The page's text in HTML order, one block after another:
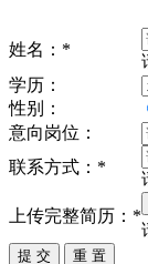
姓名： *
学历：
性别：
意向岗位：
联系方式： *
上传完整简历： *